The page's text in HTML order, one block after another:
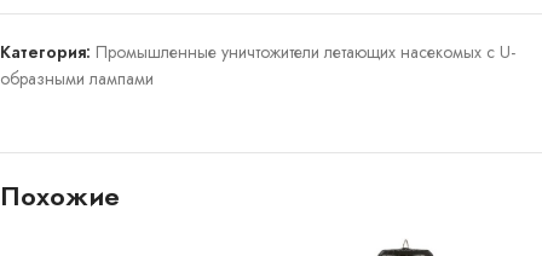
Категория: Промышленные уничтожители летающих насекомых с U-
образными лампами
Похожие